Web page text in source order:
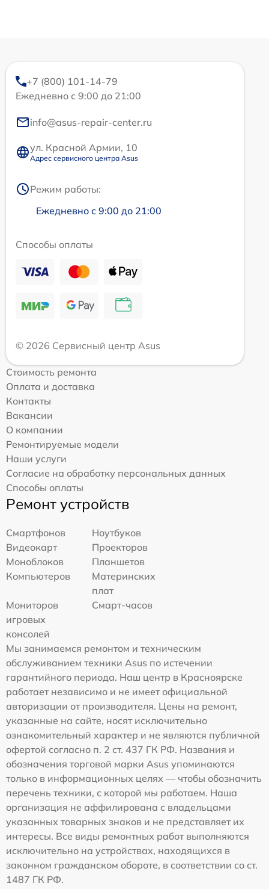
+7 (800) 101-14-79
Ежедневно с 9:00 до 21:00
info@asus-repair-center.ru
ул. Красной Армии, 10
Адрес сервисного центра Asus
Режим работы:
Ежедневно с 9:00 до 21:00
Способы оплаты
© 2026 Сервисный центр Asus
Стоимость ремонта
Оплата и доставка
Контакты
Вакансии
О компании
Ремонтируемые модели
Наши услуги
Согласие на обработку персональных данных
Способы оплаты
Ремонт устройств
Смартфонов
Ноутбуков
Видеокарт
Проекторов
Моноблоков
Планшетов
Компьютеров
Материнских
плат
Мониторов
Смарт-часов
игровых
консолей
Мы занимаемся ремонтом и техническим
обслуживанием техники Asus по истечении
гарантийного периода. Наш центр в Красноярске
работает независимо и не имеет официальной
авторизации от производителя. Цены на ремонт,
указанные на сайте, носят исключительно
ознакомительный характер и не являются публичной
офертой согласно п. 2 ст. 437 ГК РФ. Названия и
обозначения торговой марки Asus упоминаются
только в информационных целях — чтобы обозначить
перечень техники, с которой мы работаем. Наша
организация не аффилирована с владельцами
указанных товарных знаков и не представляет их
интересы. Все виды ремонтных работ выполняются
исключительно на устройствах, находящихся в
законном гражданском обороте, в соответствии со ст.
1487 ГК РФ.